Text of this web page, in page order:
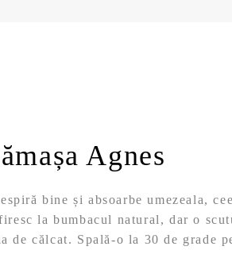
Agnes
bine și absoarbe umezeala,
la bumbacul natural, dar o
de călcat. Spală-o la 30 de grade